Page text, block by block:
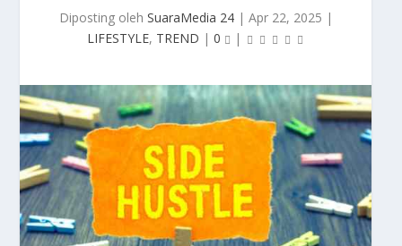
Diposting oleh SuaraMedia 24| Apr 22, 2025 |
LIFESTYLE, TREND | 0 |